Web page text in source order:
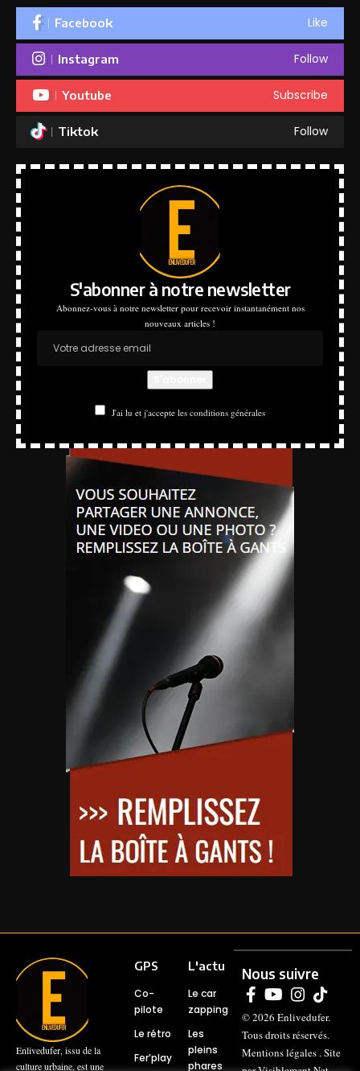
Facebook Like
Instagram Follow
Youtube Subscribe
Tiktok Follow
S'abonner à notre newsletter
Abonnez-vous à notre newsletter pour recevoir instantanément nos
nouveaux articles !
J'ai lu et j'accepte les conditions générales
Enlivedufer, issu de la
culture urbaine, est une
GPS
Co-
pilote
Le rétro
Fer’play
L'actu
Le car
zapping
Les
pleins
phares
Nous suivre
© 2026Enlivedufer.
Tous droits réservés.
Mentions légales . Site